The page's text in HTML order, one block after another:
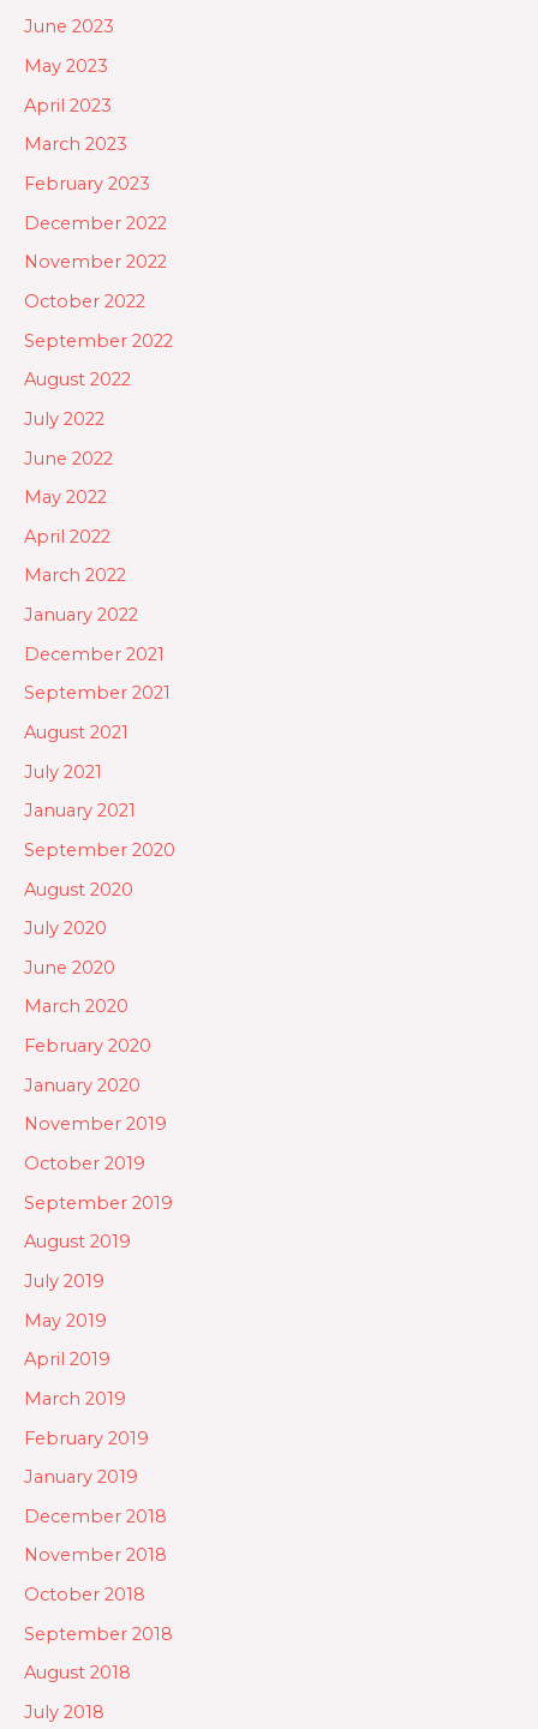
June 2023
May 2023
April 2023
March 2023
February 2023
December 2022
November 2022
October 2022
September 2022
August 2022
July 2022
June 2022
May 2022
April 2022
March 2022
January 2022
December 2021
September 2021
August 2021
July 2021
January 2021
September 2020
August 2020
July 2020
June 2020
March 2020
February 2020
January 2020
November 2019
October 2019
September 2019
August 2019
July 2019
May 2019
April 2019
March 2019
February 2019
January 2019
December 2018
November 2018
October 2018
September 2018
August 2018
July 2018